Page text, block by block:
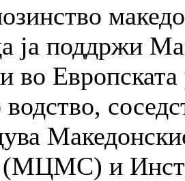
ја поддржи
во
(МЦМС) и